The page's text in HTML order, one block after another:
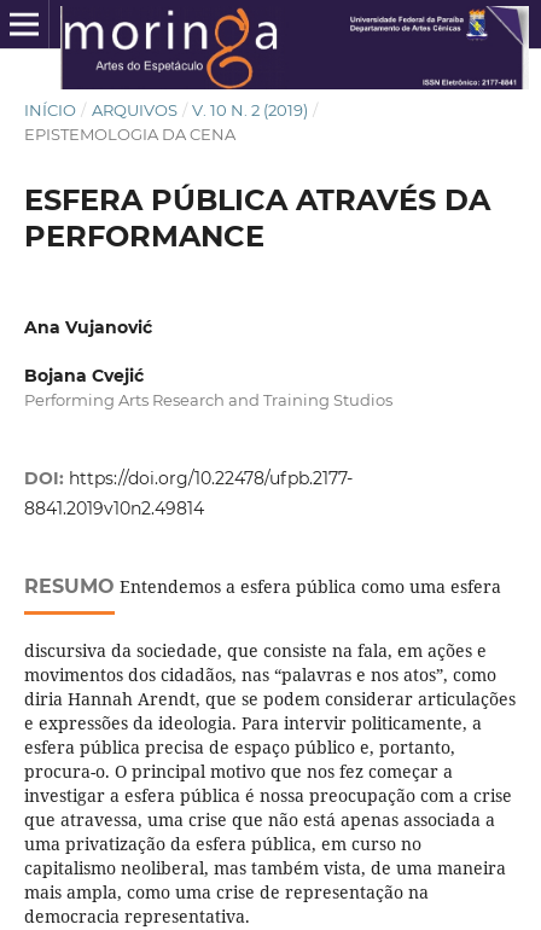
INÍCIO / ARQUIVOS / V. 10 N. 2 (2019) /
EPISTEMOLOGIA DA CENA
ESFERA PÚBLICA ATRAVÉS DA
PERFORMANCE
Ana Vujanović
Bojana Cvejić
Performing Arts Research and Training Studios
DOI: https://doi.org/10.22478/ufpb.2177-
8841.2019v10n2.49814
RESUMO Entendemos a esfera pública como uma esfera
discursiva da sociedade, que consiste na fala, em ações e
movimentos dos cidadãos, nas “palavras e nos atos”, como
diria Hannah Arendt, que se podem considerar articulações
e expressões da ideologia. Para intervir politicamente, a
esfera pública precisa de espaço público e, portanto,
procura-o. O principal motivo que nos fez começar a
investigar a esfera pública é nossa preocupação com a crise
que atravessa, uma crise que não está apenas associada a
uma privatização da esfera pública, em curso no
capitalismo neoliberal, mas também vista, de uma maneira
mais ampla, como uma crise de representação na
democracia representativa.